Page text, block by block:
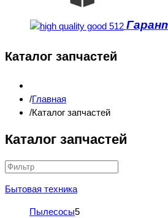
Каталог запчастей
Главная
Каталог запчастей
Каталог запчастей
Бытовая техника
Пылесосы5